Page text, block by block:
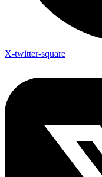
X-twitter-square